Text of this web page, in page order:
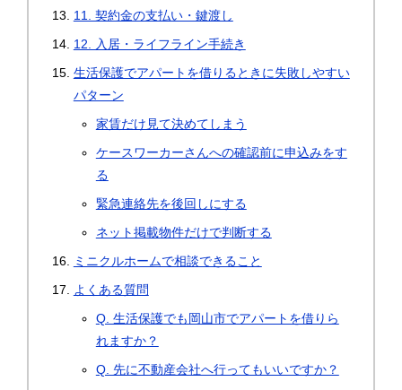
11. 契約金の支払い・鍵渡し
12. 入居・ライフライン手続き
生活保護でアパートを借りるときに失敗しやすい
パターン
家賃だけ見て決めてしまう
ケースワーカーさんへの確認前に申込みをす
る
緊急連絡先を後回しにする
ネット掲載物件だけで判断する
ミニクルホームで相談できること
よくある質問
Q. 生活保護でも岡山市でアパートを借りら
れますか？
Q. 先に不動産会社へ行ってもいいですか？